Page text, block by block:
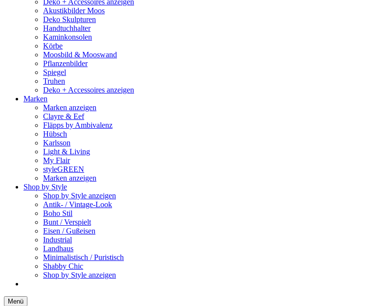
Deko + Accessoires anzeigen
Akustikbilder Moos
Deko Skulpturen
Handtuchhalter
Kaminkonsolen
Körbe
Moosbild & Mooswand
Pflanzenbilder
Spiegel
Truhen
Deko + Accessoires anzeigen
Marken
Marken anzeigen
Clayre & Eef
Fläpps by Ambivalenz
Hübsch
Karlsson
Light & Living
My Flair
styleGREEN
Marken anzeigen
Shop by Style
Shop by Style anzeigen
Antik- / Vintage-Look
Boho Stil
Bunt / Verspielt
Eisen / Gußeisen
Industrial
Landhaus
Minimalistisch / Puristisch
Shabby Chic
Shop by Style anzeigen
Menü